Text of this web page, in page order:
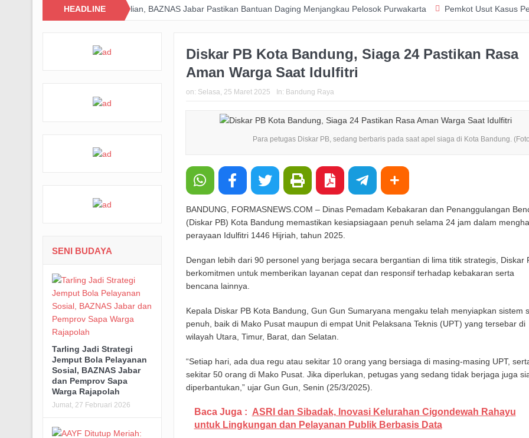
HEADLINE
Wujudkan Kepedulian, BAZNAS Jabar Pastikan Bantuan Daging Menjangkau Pelosok Purwakarta Pemkot Usut Kasus Penebangan
Diskar PB Kota Bandung, Siaga 24 Pastikan Rasa
Aman Warga Saat Idulfitri
on: Selasa, 25 Maret 2025 In: Bandung Raya
Para petugas Diskar PB, sedang berbaris pada saat apel siaga di Kota Bandung.
BANDUNG, FORMASNEWS.COM – Dinas Pemadam Kebakaran dan Penanggulangan
(Diskar PB) Kota Bandung memastikan kesiapsiagaan penuh selama 24 jam dalam
perayaan Idulfitri 1446 Hijriah, tahun 2025.
Dengan lebih dari 90 personel yang berjaga secara bergantian di lima titik strategis, Diskar
berkomitmen untuk memberikan layanan cepat dan responsif terhadap kebakaran serta
bencana lainnya.
Kepala Diskar PB Kota Bandung, Gun Gun Sumaryana mengaku telah menyiapkan sistem
penuh, baik di Mako Pusat maupun di empat Unit Pelaksana Teknis (UPT) yang tersebar di
wilayah Utara, Timur, Barat, dan Selatan.
“Setiap hari, ada dua regu atau sekitar 10 orang yang bersiaga di masing-masing UPT,
sekitar 50 orang di Mako Pusat. Jika diperlukan, petugas yang sedang tidak berjaga juga
diperbantukan,” ujar Gun Gun, Senin (25/3/2025).
Baca Juga : ASRI dan Sibadak, Inovasi Kelurahan Cigondewah Rahayu
untuk Lingkungan dan Pelayanan Publik Berbasis Data
SENI BUDAYA
Tarling Jadi Strategi
Jemput Bola Pelayanan
Sosial, BAZNAS Jabar
dan Pemprov Sapa
Warga Rajapolah
Jumat, 27 Februari 2026